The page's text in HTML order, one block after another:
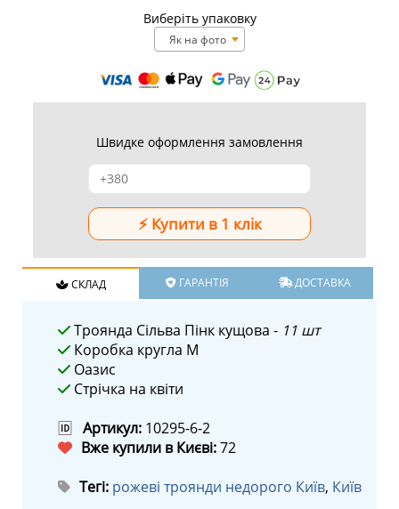
Виберіть упаковку
Як на фото
Швидке оформлення замовлення
СКЛАД ГАРАНТІЯ ДОСТАВКА
Троянда Сільва Пінк кущова - 11 шт
Коробка кругла M
Оазис
Стрічка на квіти
🆔 Артикул: 10295-6-2
Вже купили в Києві:72
Тегі: рожеві троянди недорого Київ, Київ